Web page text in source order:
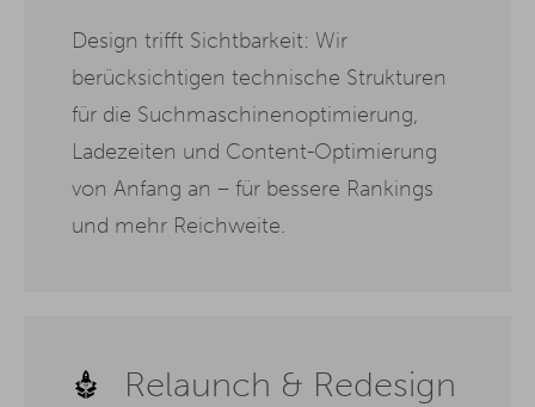
Design trifft Sichtbarkeit: Wir
berücksichtigen technische Strukturen
für die Suchmaschinenoptimierung,
Ladezeiten und Content-Optimierung
von Anfang an – für bessere Rankings
und mehr Reichweite.
Relaunch & Redesign